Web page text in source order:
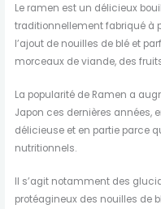
Le ramen est un délicieux
traditionnellement fabriqué à
l’ajout de nouilles de blé et
morceaux de viande, des
La popularité de Ramen a
Japon ces dernières années,
délicieuse et en partie parce
nutritionnels.
Il s’agit notamment des
protéagineux des nouilles de